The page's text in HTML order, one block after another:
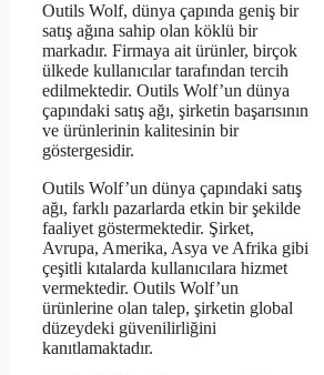
Outils Wolf, dünya çapında geniş bir
satış ağına sahip olan köklü bir
markadır. Firmaya ait ürünler, birçok
ülkede kullanıcılar tarafından tercih
edilmektedir. Outils Wolf’un dünya
çapındaki satış ağı, şirketin başarısının
ve ürünlerinin kalitesinin bir
göstergesidir.
Outils Wolf’un dünya çapındaki satış
ağı, farklı pazarlarda etkin bir şekilde
faaliyet göstermektedir. Şirket,
Avrupa, Amerika, Asya ve Afrika gibi
çeşitli kıtalarda kullanıcılara hizmet
vermektedir. Outils Wolf’un
ürünlerine olan talep, şirketin global
düzeydeki güvenilirliğini
kanıtlamaktadır.